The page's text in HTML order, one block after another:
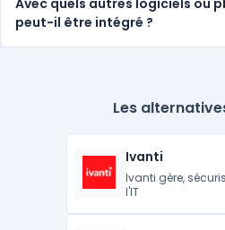
Avec quels autres logiciels ou
peut-il être intégré ?
Les
Ivanti
Ivanti gère,
l'IT